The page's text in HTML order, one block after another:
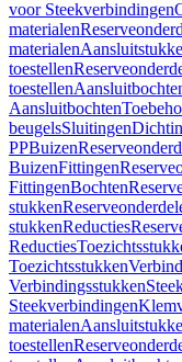
voor Steekverbindingen
materialen
materialen
toestellen
toestellen
Aansluitbochten
beugelsSluitingen
PPBuizen
BuizenFittingen
FittingenBochten
stukken
stukkenReducties
Reducties
Toezichtsstukken
Verbindingsstukken
Steekverbindingen
materialen
toestellen